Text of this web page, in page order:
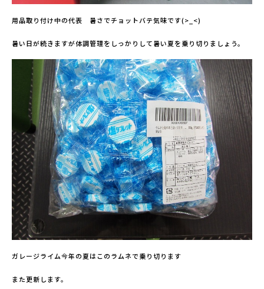
用品取り付け中の代表 暑さでチョットバテ気味です(>_<)
暑い日が続きますが体調管理をしっかりして暑い夏を乗り切りましょう。
ガレージライム今年の夏はこのラムネで乗り切ります
また更新します。